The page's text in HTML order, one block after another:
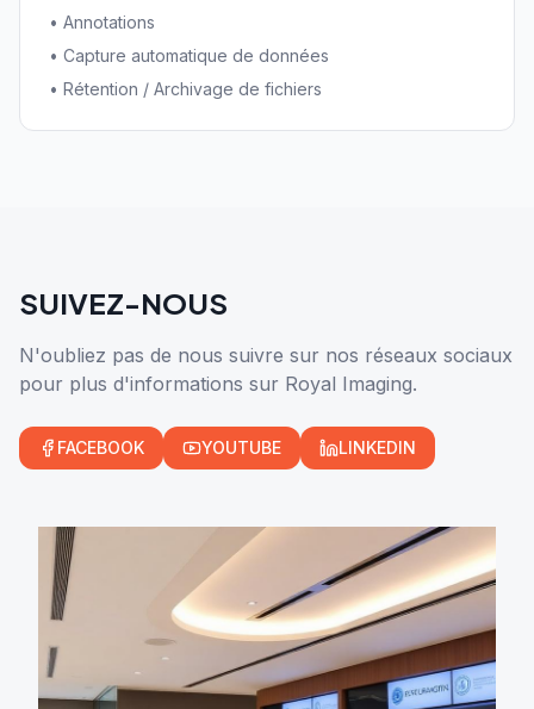
• Annotations
• Capture automatique de données
• Rétention / Archivage de fichiers
SUIVEZ-NOUS
N'oubliez pas de nous suivre sur nos réseaux sociaux
pour plus d'informations sur Royal Imaging.
FACEBOOK YOUTUBE LINKEDIN